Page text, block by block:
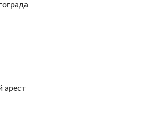
арест